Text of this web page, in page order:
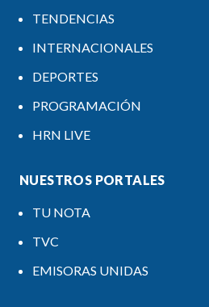
TENDENCIAS
INTERNACIONALES
DEPORTES
PROGRAMACIÓN
HRN LIVE
NUESTROS PORTALES
TU NOTA
TVC
EMISORAS UNIDAS